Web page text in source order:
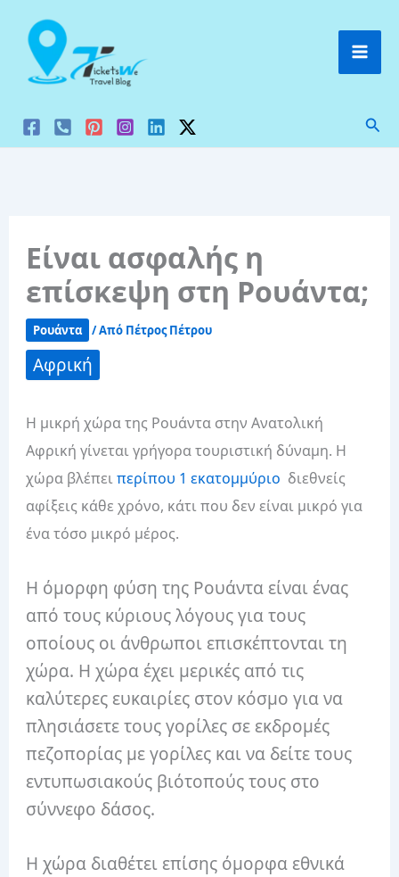
στο
περιεχόμενο
Είναι ασφαλής η
επίσκεψη στη Ρουάντα;
Ρουάντα / Από Πέτρος Πέτρου
Αφρική
Η μικρή χώρα της Ρουάντα στην Ανατολική
Αφρική γίνεται γρήγορα τουριστική δύναμη. Η
χώρα βλέπειπερίπου 1 εκατομμύριο διεθνείς
αφίξεις κάθε χρόνο, κάτι που δεν είναι μικρό για
ένα τόσο μικρό μέρος.
Η όμορφη φύση της Ρουάντα είναι ένας
από τους κύριους λόγους για τους
οποίους οι άνθρωποι επισκέπτονται τη
χώρα. Η χώρα έχει μερικές από τις
καλύτερες ευκαιρίες στον κόσμο για να
πλησιάσετε τους γορίλες σε εκδρομές
πεζοπορίας με γορίλες και να δείτε τους
εντυπωσιακούς βιότοπούς τους στο
σύννεφο δάσος.
Η χώρα διαθέτει επίσης όμορφα εθνικά